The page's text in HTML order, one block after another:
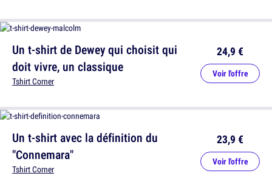
Un t-shirt avec la définition du
"Connemara"
Tshirt Corner
23,9 €
Voir l'offre
Un t-shirt de Dewey qui choisit qui
doit vivre, un classique
Tshirt Corner
24,9 €
Voir l'offre